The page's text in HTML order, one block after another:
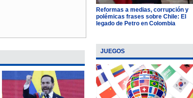
Reformas a medias, corrupción y
polémicas frases sobre Chile: El
legado de Petro en Colombia
JUEGOS